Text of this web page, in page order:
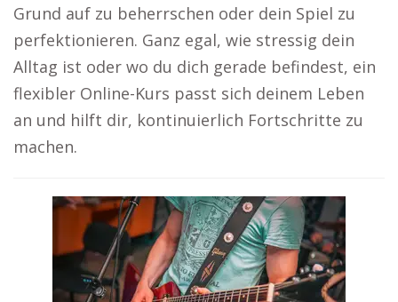
Grund auf zu beherrschen oder dein Spiel zu
perfektionieren. Ganz egal, wie stressig dein
Alltag ist oder wo du dich gerade befindest, ein
flexibler Online-Kurs passt sich deinem Leben
an und hilft dir, kontinuierlich Fortschritte zu
machen.